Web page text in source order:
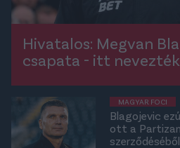
Hivatalos: Megvan
csapata - itt
MAGYAR FOCI
Blagojevic
ott a
szerződéséből